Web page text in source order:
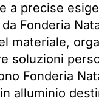
a precise
Fonderia
materiale,
soluzioni
Fonderia
alluminio